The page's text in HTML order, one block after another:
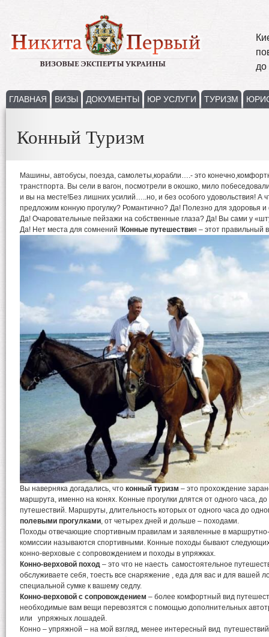
до
ГЛАВНАЯ ВИЗЫ ДОКУМЕНТЫ ЮР УСЛУГИ ТУРИЗМ
Конный Туризм
Машины, автобусы, поезда, самолеты,корабли….- это
транстпорта. Вы сели в вагон, посмотрели в окошко, мило
и вы на месте!Без лишних усилий…..но, и без особого удовольствия! А
предложим конную прогулку? Романтично? Да! Полезно для здоровья и
Да! Очаровательные пейзажи на собственные глаза? Да! Вы сами у
Да! Нет места для сомнений !Конные путешествия – этот правильный
Вы наверняка догадались, что конный туризм – это прохождение
маршрута, именно на конях. Конные прогулки длятся от одного часа,
путешествий. Маршруты, длительность которых от одного часа до
полевыми прогулками, от четырех дней и дольше – походами.
Походы отвечающие спортивным правилам и заявленные в
комиссии называются спортивными. Конные походы бывают
конно-верховые с сопровождением и походы в упряжках.
Конно-верховой поход – это что не наесть самостоятельное
обслуживаете себя, тоесть все снаряжение , еда для вас и для вашей
специальной сумке к вашему седлу.
Конно-верховой с сопровождением – более комфортный вид
необходимые вам вещи перевозятся с помощью дополнительных
или упряжных лошадей.
Конно – упряжной – на мой взгляд, менее интересный вид путешествий